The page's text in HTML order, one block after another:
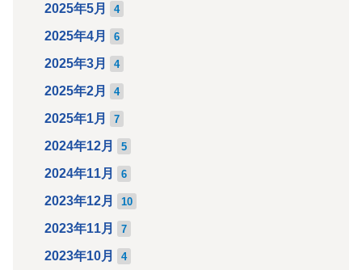
2025年5月 4
2025年4月 6
2025年3月 4
2025年2月 4
2025年1月 7
2024年12月 5
2024年11月 6
2023年12月 10
2023年11月 7
2023年10月 4